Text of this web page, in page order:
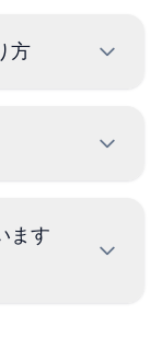
方
必要がありま
たは下にあり
きます。
ます